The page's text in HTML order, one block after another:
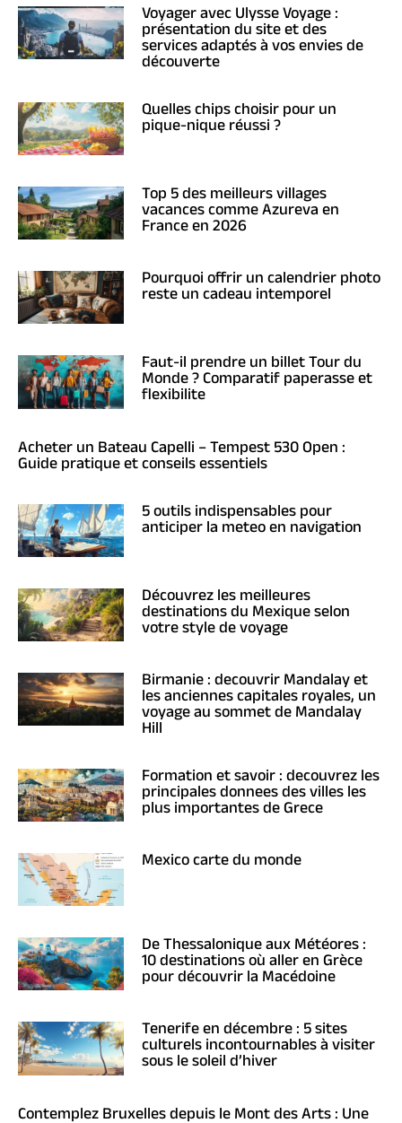
Voyager avec Ulysse Voyage :
présentation du site et des
services adaptés à vos envies de
découverte
Quelles chips choisir pour un
pique-nique réussi ?
Top 5 des meilleurs villages
vacances comme Azureva en
France en 2026
Pourquoi offrir un calendrier photo
reste un cadeau intemporel
Faut-il prendre un billet Tour du
Monde ? Comparatif paperasse et
flexibilite
Acheter un Bateau Capelli – Tempest 530 Open :
Guide pratique et conseils essentiels
5 outils indispensables pour
anticiper la meteo en navigation
Découvrez les meilleures
destinations du Mexique selon
votre style de voyage
Birmanie : decouvrir Mandalay et
les anciennes capitales royales, un
voyage au sommet de Mandalay
Hill
Formation et savoir : decouvrez les
principales donnees des villes les
plus importantes de Grece
Mexico carte du monde
De Thessalonique aux Météores :
10 destinations où aller en Grèce
pour découvrir la Macédoine
Tenerife en décembre : 5 sites
culturels incontournables à visiter
sous le soleil d’hiver
Contemplez Bruxelles depuis le Mont des Arts : Une